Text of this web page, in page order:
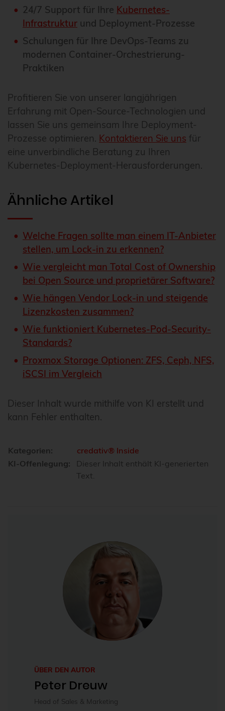
24/7 Support für Ihre Kubernetes-
Infrastruktur und Deployment-Prozesse
Schulungen für Ihre DevOps-Teams zu
modernen Container-Orchestrierung-
Praktiken
Profitieren Sie von unserer langjährigen
Erfahrung mit Open-Source-Technologien und
lassen Sie uns gemeinsam Ihre Deployment-
Prozesse optimieren. Kontaktieren Sie uns für
eine unverbindliche Beratung zu Ihren
Kubernetes-Deployment-Herausforderungen.
Ähnliche Artikel
Welche Fragen sollte man einem IT-Anbieter
stellen, um Lock-in zu erkennen?
Wie vergleicht man Total Cost of Ownership
bei Open Source und proprietärer Software?
Wie hängen Vendor Lock-in und steigende
Lizenzkosten zusammen?
Wie funktioniert Kubernetes-Pod-Security-
Standards?
Proxmox Storage Optionen: ZFS, Ceph, NFS,
iSCSI im Vergleich
Dieser Inhalt wurde mithilfe von KI erstellt und
kann Fehler enthalten.
Kategorien:
credativ® Inside
KI-Offenlegung:
Dieser Inhalt enthält KI-generierten
Text.
ÜBER DEN AUTOR
Peter Dreuw
Head of Sales & Marketing